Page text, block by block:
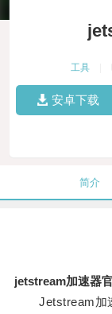
工具
安卓下载
简介
jetstream加速器
Jetstream加速